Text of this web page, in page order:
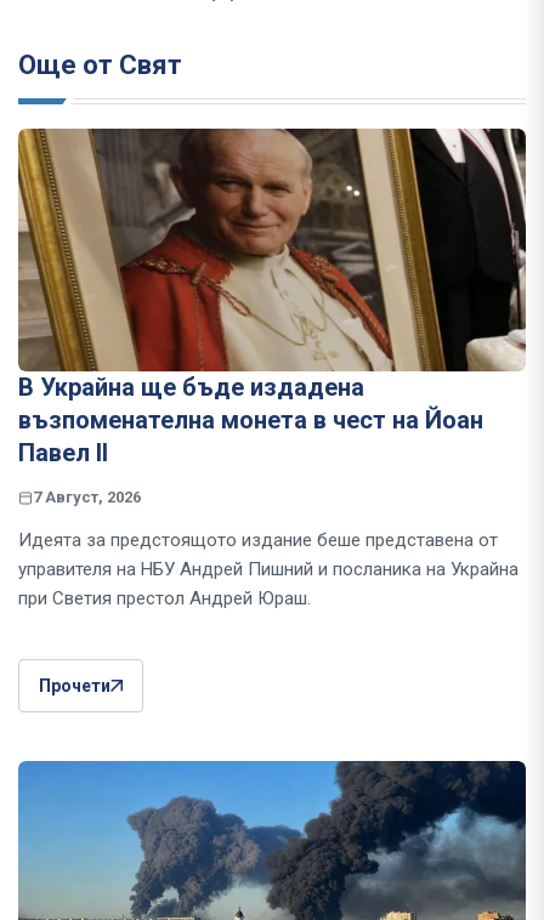
Още от Свят
В Украйна ще бъде издадена
възпоменателна монета в чест на Йоан
Павел II
7 Август, 2026
Идеята за предстоящото издание беше представена от
управителя на НБУ Андрей Пишний и посланика на Украйна
при Светия престол Андрей Юраш.
Прочети